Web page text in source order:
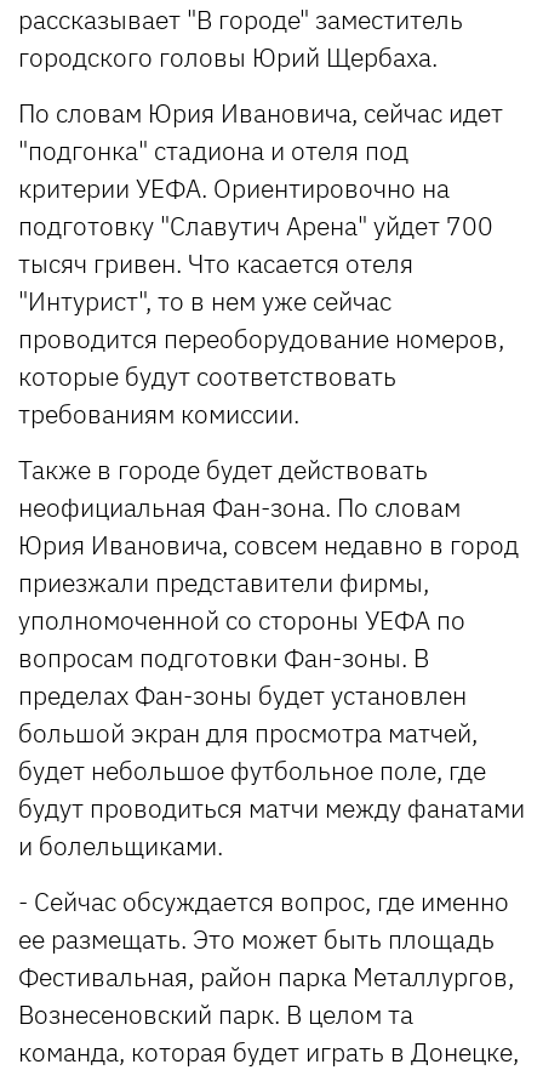
рассказывает "В городе" заместитель
городского головы Юрий Щербаха.
По словам Юрия Ивановича, сейчас идет
"подгонка" стадиона и отеля под
критерии УЕФА. Ориентировочно на
подготовку "Славутич Арена" уйдет 700
тысяч гривен. Что касается отеля
"Интурист", то в нем уже сейчас
проводится переоборудование номеров,
которые будут соответствовать
требованиям комиссии.
Также в городе будет действовать
неофициальная Фан-зона. По словам
Юрия Ивановича, совсем недавно в город
приезжали представители фирмы,
уполномоченной со стороны УЕФА по
вопросам подготовки Фан-зоны. В
пределах Фан-зоны будет установлен
большой экран для просмотра матчей,
будет небольшое футбольное поле, где
будут проводиться матчи между фанатами
и болельщиками.
- Сейчас обсуждается вопрос, где именно
ее размещать. Это может быть площадь
Фестивальная, район парка Металлургов,
Вознесеновский парк. В целом та
команда, которая будет играть в Донецке,